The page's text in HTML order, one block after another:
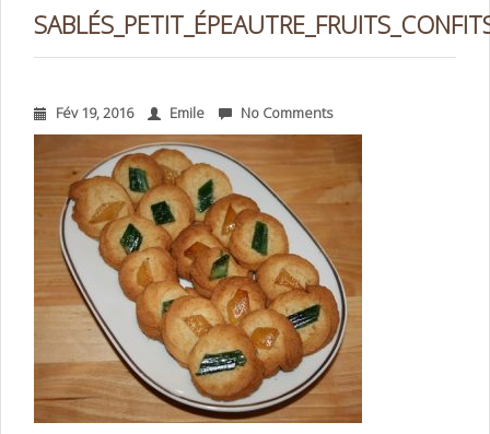
Fév 19, 2016 Emile No Comments